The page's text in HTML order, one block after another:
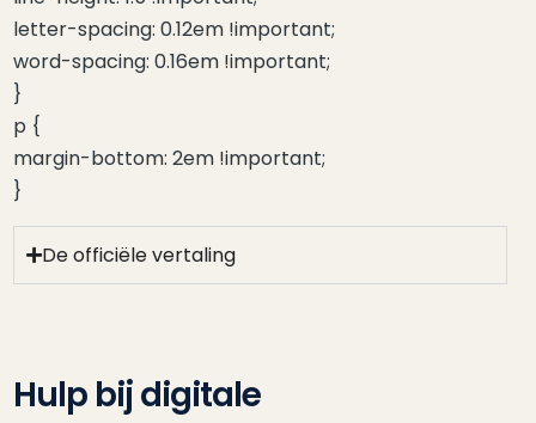
letter-spacing: 0.12em !important;
word-spacing: 0.16em !important;
}
p {
margin-bottom: 2em !important;
}
De officiële vertaling
Hulp bij digitale